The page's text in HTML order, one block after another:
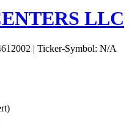
LLC
| Ticker-Symbol: N/A